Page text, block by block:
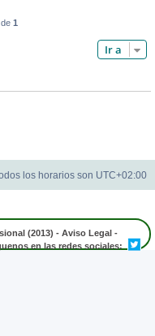
de 1
Ir a
los horarios son UTC+02:00
(2013) - Aviso Legal -
en las redes sociales: